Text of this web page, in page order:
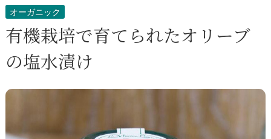
オーガニック
有機栽培で育てられたオリーブ
の塩水漬け